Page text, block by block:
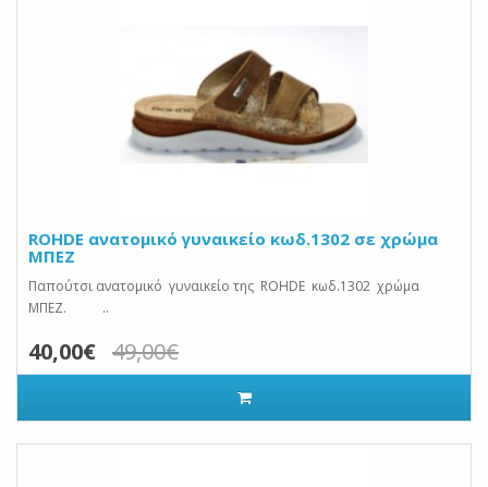
ROHDE ανατομικό γυναικείο κωδ.1302 σε χρώμα
ΜΠΕΖ
Παπούτσι ανατομικό γυναικείο της ROHDE κωδ.1302 χρώμα
ΜΠΕΖ. ..
40,00€ 49,00€